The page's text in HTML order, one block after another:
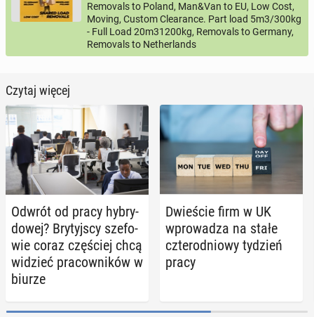
Removals to Poland, Man&Van to EU, Low Cost,
Moving, Custom Clearance. Part load 5m3/300kg
- Full Load 20m31200kg, Removals to Germany,
Removals to Netherlands
Czytaj więcej
Odwrót od pracy hy­bry­
do­wej? Bry­tyj­scy sze­fo­
wie coraz czę­ściej chcą
widzieć pra­cow­ni­ków w
biurze
Dwie­ście firm w UK
wpro­wa­dza na stałe
czte­ro­dnio­wy tydzień
pracy